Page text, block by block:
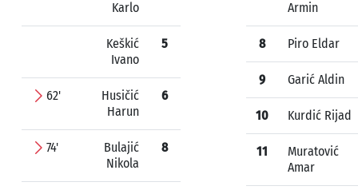
Karlo
Keškić
Ivano
5
62'
Husičić
Harun
6
74'
Bulajić
Nikola
8
Armin
8 Piro Eldar
9 Garić Aldin
10 Kurdić Rijad
11
Muratović
Amar